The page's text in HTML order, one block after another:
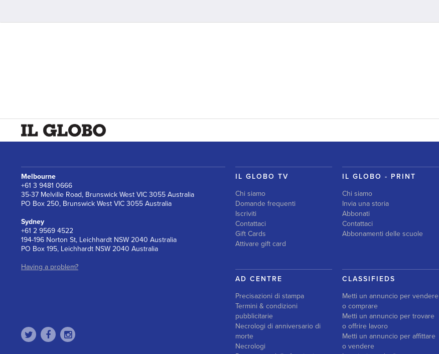
Melbourne
+61 3 9481 0666
35-37 Melville Road, Brunswick West VIC 3055 Australia
PO Box 250, Brunswick West VIC 3055 Australia
Sydney
+61 2 9569 4522
194-196 Norton St, Leichhardt NSW 2040 Australia
PO Box 195, Leichhardt NSW 2040 Australia
Having a problem?
IL GLOBO TV
Chi siamo
Domande frequenti
Iscriviti
Contattaci
Gift Cards
Attivare gift card
IL GLOBO - PRINT
Chi siamo
Invia una storia
Abbonati
Contattaci
Abbonamenti delle scuole
AD CENTRE
Precisazioni di stampa
Termini & condizioni
pubblicitarie
Necrologi di anniversario di
morte
Necrologi
CLASSIFIEDS
Metti un annuncio per vendere
o comprare
Metti un annuncio per trovare
o offrire lavoro
Metti un annuncio per affittare
o vendere